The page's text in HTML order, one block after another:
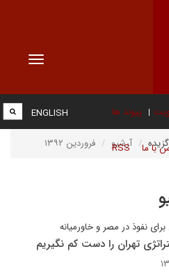
Toggle
پیوند ها
با ما RSS
ENGLISH
آرشیو فروردین ۱۳۹۲
نفوذ در مصر و خاورمیانه
تهران را دست کم نگیریم